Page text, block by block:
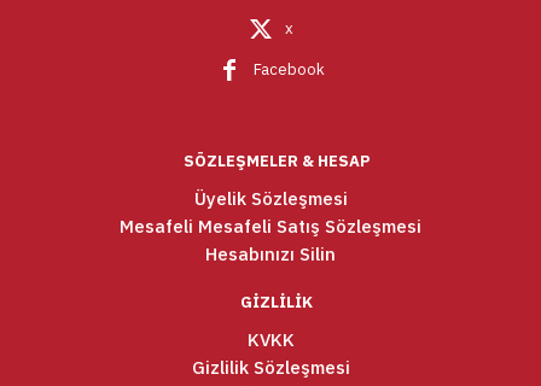
x
Facebook
SÖZLEŞMELER & HESAP
Üyelik Sözleşmesi
Mesafeli Mesafeli Satış Sözleşmesi
Hesabınızı Silin
GİZLİLİK
KVKK
Gizlilik Sözleşmesi